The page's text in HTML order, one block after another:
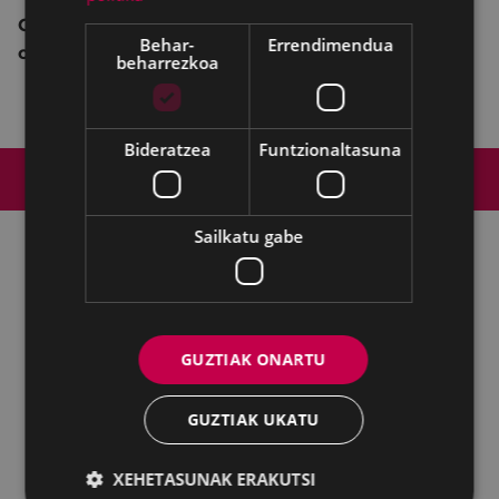
Coliseo Antzokia: astelehena 19:00-20:00 /
ostirala 21:00-22:00
www.kutxabank.es
Lege-oharra
Cookien politika
Eibarko Udala - Untzaga plaza, 1 | 20600 Eibar
Tfnoa.: 943 70 84 00 / 010 | Faxa: 943 70 84 16 |
IFZ: P2003100A | DIR3 L01200300
Behar-
beharrezkoa
Errendimendua
Bideratzea Funtzionaltasuna
Sailkatu gabe
GUZTIAK ONARTU
GUZTIAK UKATU
XEHETASUNAK ERAKUTSI